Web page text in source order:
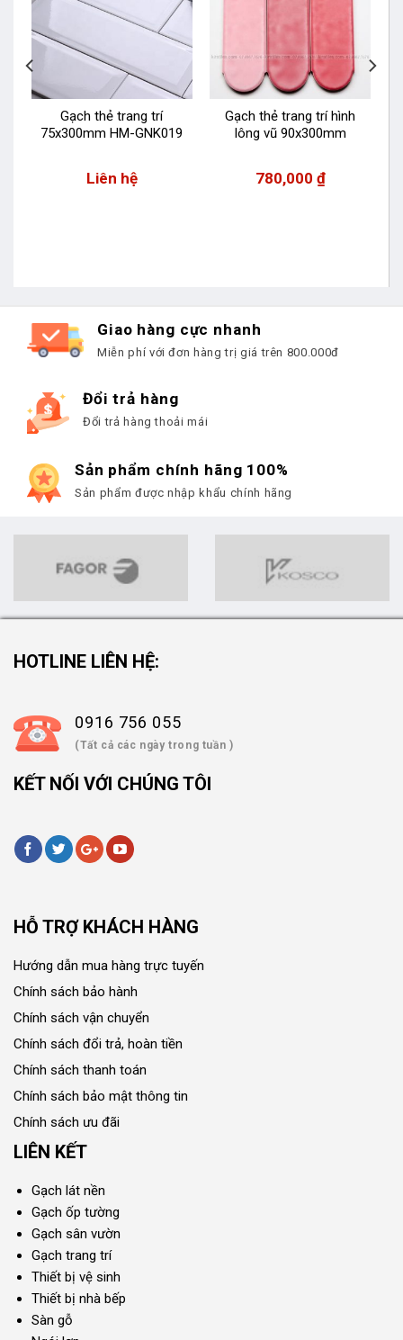
Gạch thẻ trang trí
75x300mm HM-GNK019
Liên hệ
Gạch thẻ trang trí hình
lông vũ 90x300mm
780,000 ₫
Giao hàng cực nhanh
Miễn phí với đơn hàng trị giá trên 800.000đ
Đổi trả hàng
Đổi trả hàng thoải mái
Sản phẩm chính hãng 100%
Sản phẩm được nhập khẩu chính hãng
HOTLINE LIÊN HỆ:
0916 756 055
(Tất cả các ngày trong tuần )
KẾT NỐI VỚI CHÚNG TÔI
HỖ TRỢ KHÁCH HÀNG
Hướng dẫn mua hàng trực tuyến
Chính sách bảo hành
Chính sách vận chuyển
Chính sách đổi trả, hoàn tiền
Chính sách thanh toán
Chính sách bảo mật thông tin
Chính sách ưu đãi
LIÊN KẾT
Gạch lát nền
Gạch ốp tường
Gạch sân vườn
Gạch trang trí
Thiết bị vệ sinh
Thiết bị nhà bếp
Sàn gỗ